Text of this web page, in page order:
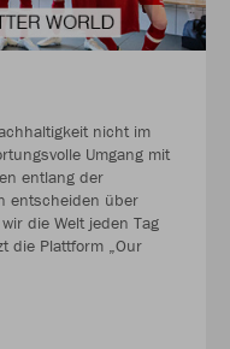
nicht im
Umgang mit
entlang der
entscheiden über
die Welt jeden Tag
die Plattform „Our